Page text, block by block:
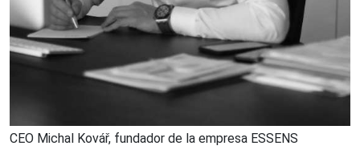
CEO Michal Kovář, fundador de la empresa ESSENS